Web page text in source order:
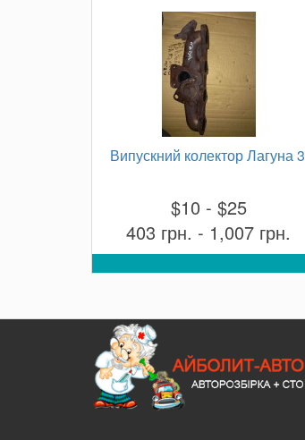
Випускний колектор Лагуна 3
$10 - $25
403 грн. - 1,007 грн.